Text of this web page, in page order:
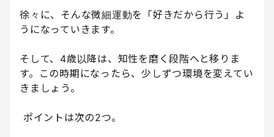
徐々に、そんな微細運動を「好きだから行う」よ
うになっていきます。
そして、4歳以降は、知性を磨く段階へと移りま
す。この時期になったら、少しずつ環境を変えてい
きましょう。
ポイントは次の2つ。